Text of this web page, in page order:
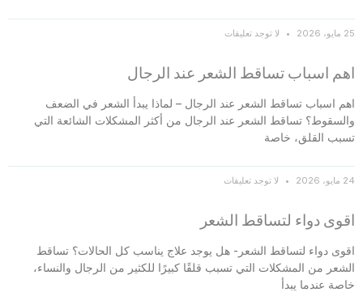
25 مايو، 2026 لا توجد تعليقات
اهم اسباب تساقط الشعر عند الرجال
اهم اسباب تساقط الشعر عند الرجال – لماذا يبدأ الشعر في الضعف
والسقوط؟ تساقط الشعر عند الرجال من أكثر المشكلات الشائعة التي
تسبب القلق، خاصة
24 مايو، 2026 لا توجد تعليقات
اقوى دواء لتساقط الشعر
اقوى دواء لتساقط الشعر- هل يوجد علاج يناسب كل الحالات؟ تساقط
الشعر من المشكلات التي تسبب قلقًا كبيرًا للكثير من الرجال والنساء،
خاصة عندما يبدأ